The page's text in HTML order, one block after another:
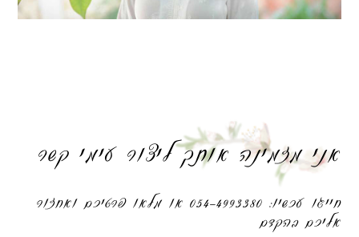
אני מזמינה אותך ליצור עימי קשר
חייגו עכשיו: 054-4993380 או מלאו פרטיכם ואחזור
אליכם בהקדם